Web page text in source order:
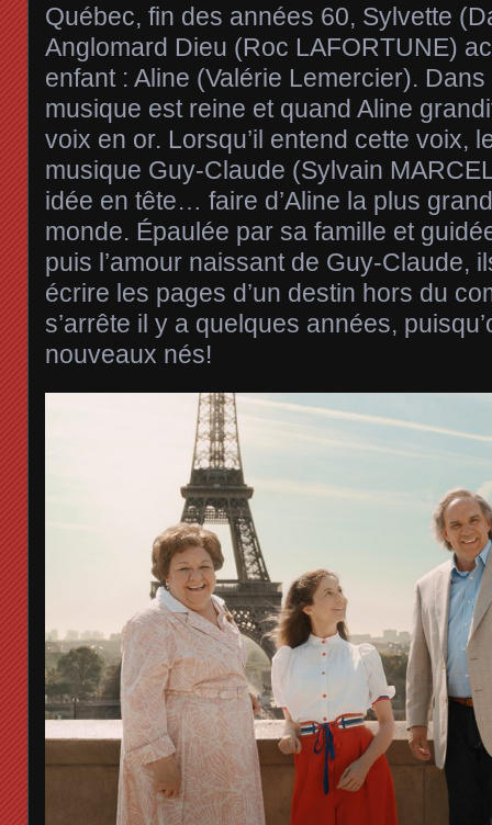
Québec, fin des années 60, Sylvette
Anglomard Dieu (Roc LAFORTUNE)
enfant : Aline (Valérie Lemercier).
musique est reine et quand Aline
voix en or. Lorsqu’il entend cette voix,
musique Guy-Claude (Sylvain
idée en tête… faire d’Aline la plus
monde. Épaulée par sa famille et
puis l’amour naissant de Guy-Claude,
écrire les pages d’un destin hors du
s’arrête il y a quelques années,
nouveaux nés!